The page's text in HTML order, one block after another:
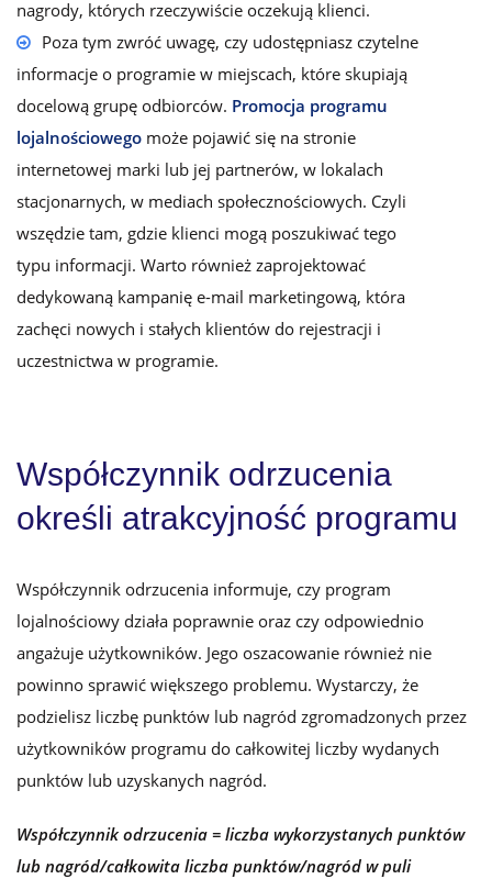
nagrody, których rzeczywiście oczekują klienci.
Poza tym zwróć uwagę, czy udostępniasz czytelne
informacje o programie w miejscach, które skupiają
docelową grupę odbiorców. Promocja programu
lojalnościowego może pojawić się na stronie
internetowej marki lub jej partnerów, w lokalach
stacjonarnych, w mediach społecznościowych. Czyli
wszędzie tam, gdzie klienci mogą poszukiwać tego
typu informacji. Warto również zaprojektować
dedykowaną kampanię e-mail marketingową, która
zachęci nowych i stałych klientów do rejestracji i
uczestnictwa w programie.
Współczynnik odrzucenia
określi atrakcyjność programu
Współczynnik odrzucenia informuje, czy program
lojalnościowy działa poprawnie oraz czy odpowiednio
angażuje użytkowników. Jego oszacowanie również nie
powinno sprawić większego problemu. Wystarczy, że
podzielisz liczbę punktów lub nagród zgromadzonych przez
użytkowników programu do całkowitej liczby wydanych
punktów lub uzyskanych nagród.
Współczynnik odrzucenia = liczba wykorzystanych punktów
lub nagród/całkowita liczba punktów/nagród w puli